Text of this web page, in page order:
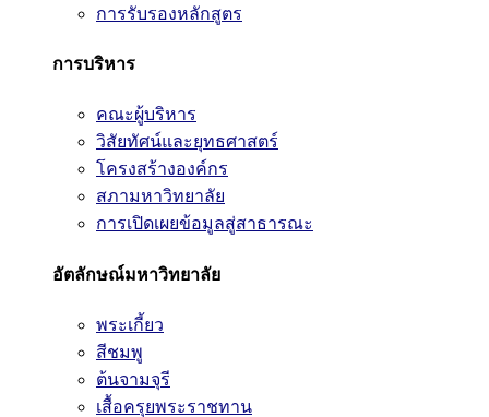
การรับรองหลักสูตร
การบริหาร
คณะผู้บริหาร
วิสัยทัศน์และยุทธศาสตร์
โครงสร้างองค์กร
สภามหาวิทยาลัย
การเปิดเผยข้อมูลสู่สาธารณะ
อัตลักษณ์มหาวิทยาลัย
พระเกี้ยว
สีชมพู
ต้นจามจุรี
เสื้อครุยพระราชทาน